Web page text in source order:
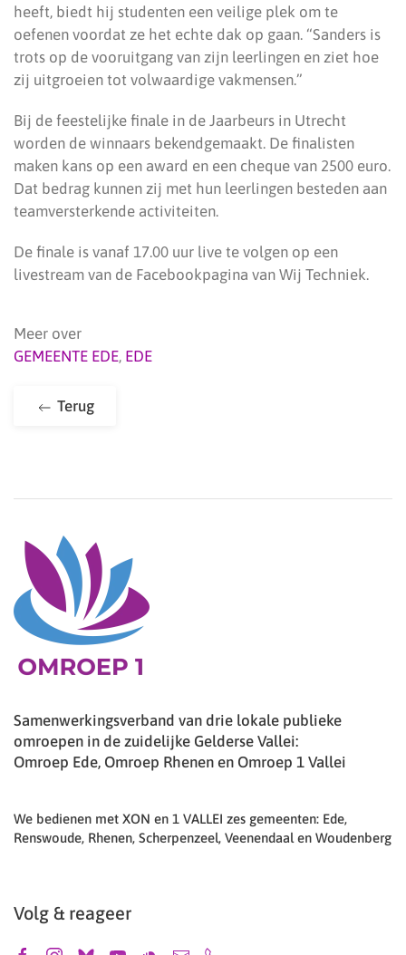
heeft, biedt hij studenten een veilige plek om te
oefenen voordat ze het echte dak op gaan. “Sanders is
trots op de vooruitgang van zijn leerlingen en ziet hoe
zij uitgroeien tot volwaardige vakmensen.”
Bij de feestelijke finale in de Jaarbeurs in Utrecht
worden de winnaars bekendgemaakt. De finalisten
maken kans op een award en een cheque van 2500 euro.
Dat bedrag kunnen zij met hun leerlingen besteden aan
teamversterkende activiteiten.
De finale is vanaf 17.00 uur live te volgen op een
livestream van de Facebookpagina van Wij Techniek.
Meer over
GEMEENTE EDE, EDE
Terug
Samenwerkingsverband van drie lokale publieke
omroepen in de zuidelijke Gelderse Vallei:
Omroep Ede, Omroep Rhenen en Omroep 1 Vallei
We bedienen met XON en 1 VALLEI zes gemeenten: Ede,
Renswoude, Rhenen, Scherpenzeel, Veenendaal en Woudenberg
Volg & reageer